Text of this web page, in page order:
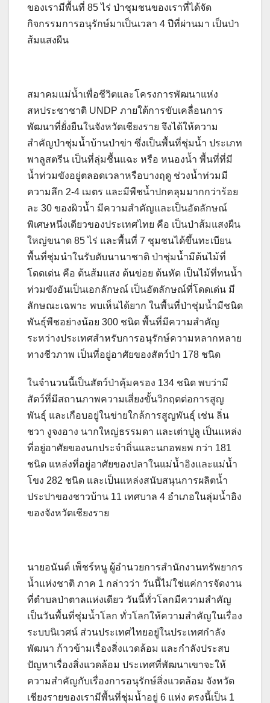
ของเรามีพื้นที่ 85 ไร่ ป่าชุมชนของเราที่ได้จัด
กิจกรรมการอนุรักษ์มาเป็นเวลา 4 ปีที่ผ่านมา เป็นป่า
ส้มแสงผืน
สมาคมแม่น้ำเพื่อชีวิตและโครงการพัฒนาแห่ง
สหประชาชาติ UNDP ภายใต้การขับเคลื่อนการ
พัฒนาที่ยั่งยืนในจังหวัดเชียงราย จึงได้ให้ความ
สำคัญป่าชุ่มน้ำบ้านป่าข่า ซึ่งเป็นพื้นที่ชุ่มน้ำ ประเภท
พาลูสตรีน เป็นที่ลุ่มชื้นแฉะ หรือ หนองน้ำ พื้นที่ที่มี
น้ำท่วมขังอยู่ตลอดเวลาหรือบางฤดู ช่วงน้ำท่วมมี
ความลึก 2-4 เมตร และมีพืชน้ำปกคลุมมากกว่าร้อย
ละ 30 ของผิวน้ำ มีความสำคัญและเป็นอัตลักษณ์
พิเศษหนึ่งเดียวของประเทศไทย คือ เป็นป่าส้มแสงผืน
ใหญ่ขนาด 85 ไร่ และพื้นที่ 7 ชุมชนได้ขึ้นทะเบียน
พื้นที่ชุ่มนำในรับดับนานาชาติ ป่าชุ่มน้ำมีต้นไม้ที่
โดดเด่น คือ ต้นส้มแสง ต้นข่อย ต้นหัด เป็นไม้ที่ทนน้ำ
ท่วมขังอันเป็นเอกลักษณ์ เป็นอัตลักษณ์ที่โดดเด่น มี
ลักษณะเฉพาะ พบเห็นได้ยาก ในพื้นที่ป่าชุ่มน้ำมีชนิด
พันธุ์พืชอย่างน้อย 300 ชนิด พื้นที่มีความสำคัญ
ระหว่างประเทศสำหรับการอนุรักษ์ความหลากหลาย
ทางชีวภาพ เป็นที่อยู่อาศัยของสัตว์ป่า 178 ชนิด
ในจำนวนนี้เป็นสัตว์ป่าคุ้มครอง 134 ชนิด พบว่ามี
สัตว์ที่มีสถานภาพความเสี่ยงขั้นวิกฤตต่อการสูญ
พันธุ์ และเกือบอยู่ในข่ายใกล้การสูญพันธุ์ เช่น ลิ่น
ชวา งูจงอาง นากใหญ่ธรรมดา และเต่าปูลู เป็นแหล่ง
ที่อยู่อาศัยของนกประจำถิ่นและนกอพยพ กว่า 181
ชนิด แหล่งที่อยู่อาศัยของปลาในแม่น้ำอิงและแม่น้ำ
โขง 282 ชนิด และเป็นแหล่งสนับสนุนการผลิตน้ำ
ประปาของชาวบ้าน 11 เทศบาล 4 อำเภอในลุ่มน้ำอิง
ของจังหวัดเชียงราย
นายอนันต์ เพ็ชร์หนู ผู้อำนวยการสำนักงานทรัพยากร
น้ำแห่งชาติ ภาค 1 กล่าวว่า วันนี้ไม่ใช่แค่การจัดงาน
ที่ตำบลป่าตาลแห่งเดียว วันนี้ทั่วโลกมีความสำคัญ
เป็นวันพื้นที่ชุ่มน้ำโลก ทั่วโลกให้ความสำคัญในเรื่อง
ระบบนิเวศน์ ส่วนประเทศไทยอยู่ในประเทศกำลัง
พัฒนา ก้าวข้ามเรื่องสิ่งแวดล้อม และกำลังประสบ
ปัญหาเรื่องสิ่งแวดล้อม ประเทศที่พัฒนาเขาจะให้
ความสำคัญกับเรื่องการอนุรักษ์สิ่งแวดล้อม จังหวัด
เชียงรายของเรามีพื้นที่ชุ่มน้ำอยู่ 6 แห่ง ตรงนี้เป็น 1